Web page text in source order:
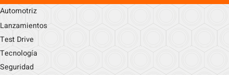
Automotriz
Lanzamientos
Test Drive
Tecnología
Seguridad